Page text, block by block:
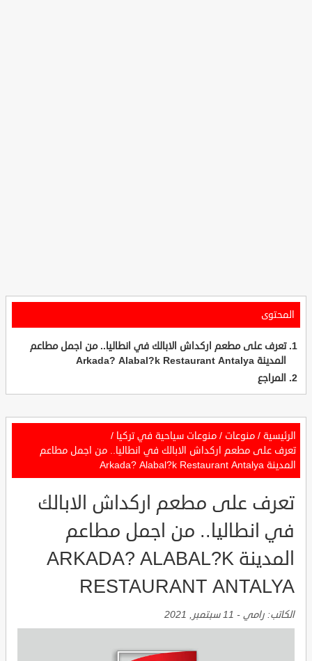
المحتوى
تعرف على مطعم اركداش الابالك في انطاليا.. من اجمل مطاعم
المدينة Arkada? Alabal?k Restaurant Antalya
المراجع
الرئيسية / منوعات / منوعات سياحية في تركيا /
تعرف على مطعم اركداش الابالك في انطاليا.. من اجمل مطاعم
المدينة Arkada? Alabal?k Restaurant Antalya
تعرف على مطعم اركداش الابالك
في انطاليا.. من اجمل مطاعم
المدينة ARKADA? ALABAL?K
RESTAURANT ANTALYA
الكاتب: رامي - 11 سبتمبر, 2021